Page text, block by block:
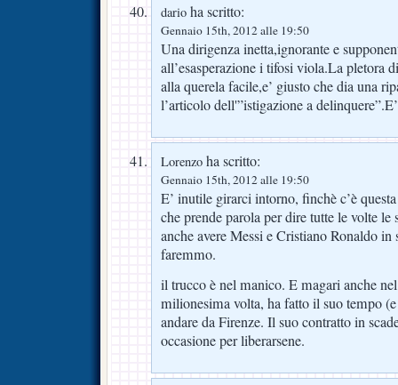
dario ha scritto:
Gennaio 15th, 2012 alle 19:50
Una dirigenza inetta,ignorante e
all’esasperazione i tifosi viola.La pletora
alla querela facile,e’ giusto che dia una
l’articolo dell'”istigazione a
Lorenzo ha scritto:
Gennaio 15th, 2012 alle 19:50
E’ inutile girarci intorno, finchè c’è
che prende parola per dire tutte le volte le
anche avere Messi e Cristiano Ronaldo in
faremmo.
il trucco è nel manico. E magari anche
milionesima volta, ha fatto il suo tempo
andare da Firenze. Il suo contratto in
occasione per liberarsene.